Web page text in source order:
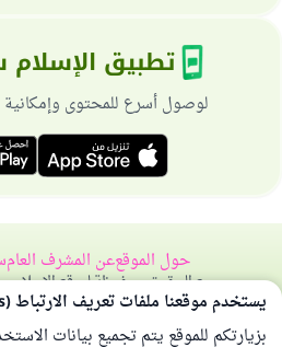
تطبيق
لوصول أسرع للمحتوى
حول الموقععن المشرف العام
جميع الحقوق محفوظة لموقع الإسلام سؤال
يستخدم موقعنا ملفات تعريف الارتباط (Cookies)
بزيارتكم للموقع يتم تجميع بيانات